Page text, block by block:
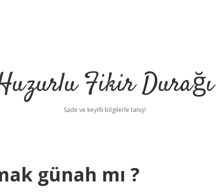
Fikir Durağı
Sade ve keyifli bilgilerle tanış!
günah mı ?